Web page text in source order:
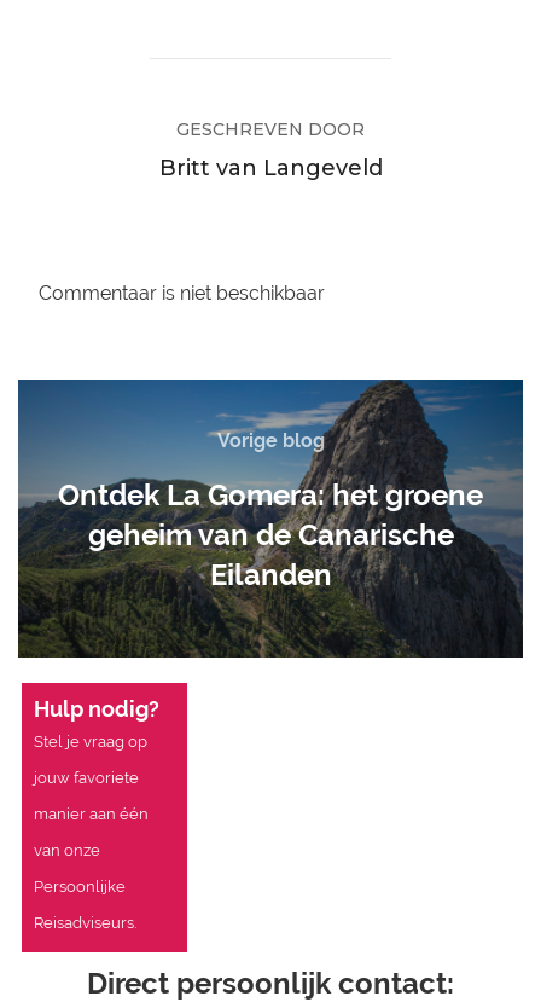
GESCHREVEN DOOR
Britt van Langeveld
Commentaar is niet beschikbaar
Vorige blog
Ontdek La Gomera: het groene
geheim van de Canarische
Eilanden
Hulp nodig?
Stel je vraag op
jouw favoriete
manier aan één
van onze
Persoonlijke
Reisadviseurs.
Direct persoonlijk contact: